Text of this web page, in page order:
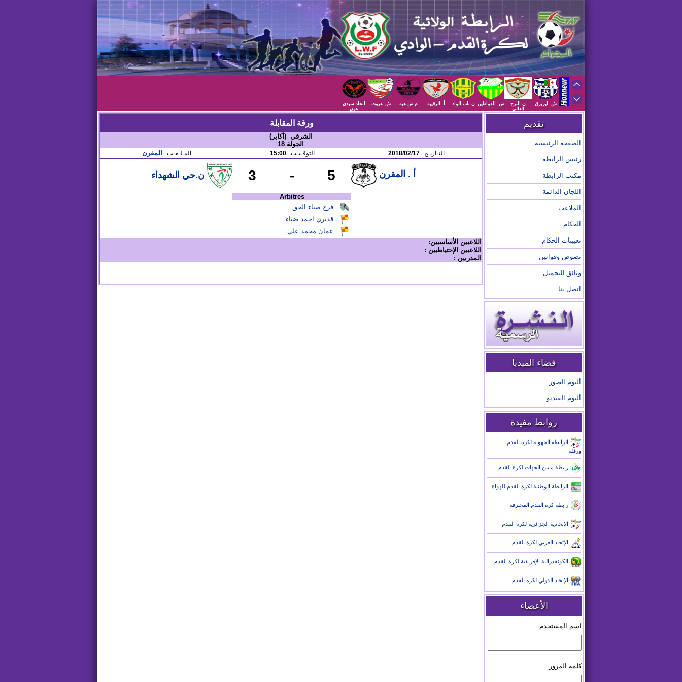
ش. ليزيرق
ن البرج
العالي
ش. القواطين ن.باب الواد أ. الرقيبة م.ش.هبة ش.تغزوت
اتحاد سيدي
عون
تقديم
الصفحة الرئيسية
رئيس الرابطة
مكتب الرابطة
اللجان الدائمة
الملاعب
الحكام
تعيينات الحكام
نصوص وقوانين
وثائق للتحميل
اتصل بنا
فضاء الميديا
ألبوم الصور
ألبوم الفيديو
روابط مفيدة
الرابطة الجهوية لكرة القدم -
ورقلة
رابطة مابين الجهات لكرة القدم
الرابطة الوطنية لكرة القدم للهواة
رابطة كرة القدم المحترفة
الإتحادية الجزائرية لكرة القدم
الإتحاد العربي لكرة القدم
الكونفدرالية الإفريقية لكرة القدم
الإتحاد الدولي لكرة القدم
الأعضاء
اسم المستخدم:
كلمة المرور :
ورقة المقابلة
الشرفي (أكابر)
الجولة 18
التـاريـخ : 2018/02/17 التوقـيـت : 15:00 المـلـعـب : المقرن
أ . المقرن 5
-
3 ن.حي الشهداء
Arbitres
: فرج ضياء الحق
: قديري احمد ضياء
: عمان محمد علي
اللاعبين الأساسيين:
اللاعبين الإحتياطيين :
المدربين :